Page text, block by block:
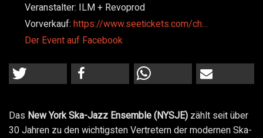
Veranstalter: ILM + Revoprod
Vorverkauf: https://www.seetickets.com/ch…
Der Event auf Facebook
Das New York Ska-Jazz Ensemble (NYSJE) zählt seit über
30 Jahren zu den wichtigsten Vertretern der modernen Ska-